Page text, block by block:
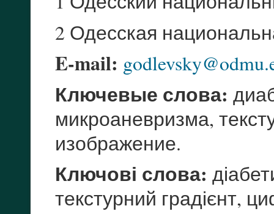
2 Одесская
E-mail:
Ключевые слова:
микроаневризма,
изображение.
Ключові слова:
текстурний градієнт,